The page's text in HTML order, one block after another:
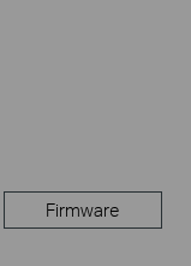
Firmware